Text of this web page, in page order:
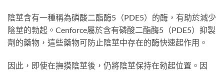
陰莖含有一種稱為磷酸二酯酶5（PDE5）的酶，有助於減少
陰莖的勃起。Cenforce屬於含有磷酸二酯酶5（PDE5）抑製
劑的藥物，這些藥物可防止陰莖中存在的酶快速起作用。
因此，即使在撫摸陰莖後，仍將陰莖保持在勃起位置。因